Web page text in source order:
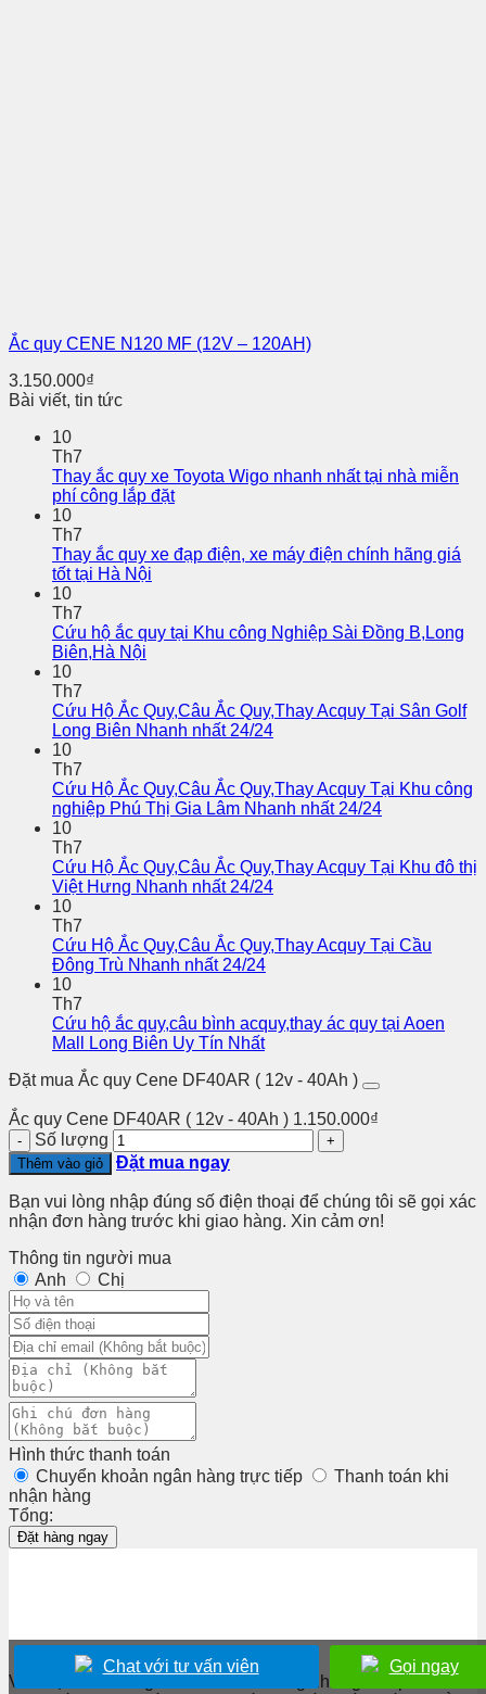
Ắc quy CENE N120 MF (12V – 120AH)
3.150.000₫
Bài viết, tin tức
10
Th7
Thay ắc quy xe Toyota Wigo nhanh nhất tại nhà miễn
phí công lắp đặt
10
Th7
Thay ắc quy xe đạp điện, xe máy điện chính hãng giá
tốt tại Hà Nội
10
Th7
Cứu hộ ắc quy tại Khu công Nghiệp Sài Đồng B,Long
Biên,Hà Nội
10
Th7
Cứu Hộ Ắc Quy,Câu Ắc Quy,Thay Acquy Tại Sân Golf
Long Biên Nhanh nhất 24/24
10
Th7
Cứu Hộ Ắc Quy,Câu Ắc Quy,Thay Acquy Tại Khu công
nghiệp Phú Thị Gia Lâm Nhanh nhất 24/24
10
Th7
Cứu Hộ Ắc Quy,Câu Ắc Quy,Thay Acquy Tại Khu đô thị
Việt Hưng Nhanh nhất 24/24
10
Th7
Cứu Hộ Ắc Quy,Câu Ắc Quy,Thay Acquy Tại Cầu
Đông Trù Nhanh nhất 24/24
10
Th7
Cứu hộ ắc quy,câu bình acquy,thay ác quy tại Aoen
Mall Long Biên Uy Tín Nhất
Đặt mua Ắc quy Cene DF40AR ( 12v - 40Ah )
Ắc quy Cene DF40AR ( 12v - 40Ah ) 1.150.000₫
Số lượng
Thêm vào giỏ Đặt mua ngay
Bạn vui lòng nhập đúng số điện thoại để chúng tôi sẽ gọi xác
nhận đơn hàng trước khi giao hàng. Xin cảm ơn!
Thông tin người mua
Anh
Chị
Hình thức thanh toán
Chuyển khoản ngân hàng trực tiếp
Thanh toán khi
nhận hàng
Tổng:
Đặt hàng ngay
Với mục tiêu mang tới cho khách hàng những sản phẩm ắc
Chat với tư vấn viên Gọi ngay